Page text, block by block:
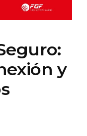
y